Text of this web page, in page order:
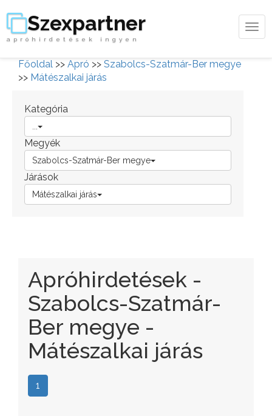
Szexpartner
apróhirdetések ingyen
Főoldal >> Apró >> Szabolcs-Szatmár-Ber megye
>> Mátészalkai járás
Kategória
Megyék
Szabolcs-Szatmár-Ber megye
Járások
Mátészalkai járás
Apróhirdetések -
Szabolcs-Szatmár-
Ber megye -
Mátészalkai járás
1